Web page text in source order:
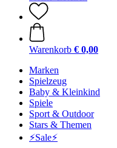
Warenkorb € 0,00
Marken
Spielzeug
Baby & Kleinkind
Spiele
Sport & Outdoor
Stars & Themen
⚡️Sale⚡️